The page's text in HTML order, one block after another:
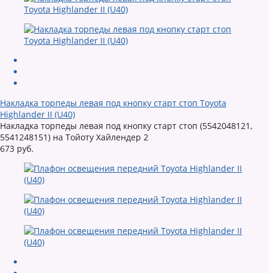
Накладка торпеды левая под кнопку старт стоп Toyota
Highlander II (U40)
Накладка торпеды левая под кнопку старт стоп (5542048121,
5541248151) на Тойоту Хайлендер 2
673 руб.